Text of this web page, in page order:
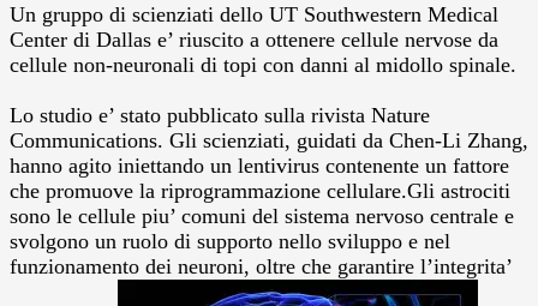
Un gruppo di scienziati dello UT Southwestern Medical
Center di Dallas e’ riuscito a ottenere cellule nervose da
cellule non-neuronali di topi con danni al midollo spinale.
Lo studio e’ stato pubblicato sulla rivista Nature
Communications. Gli scienziati, guidati da Chen-Li Zhang,
hanno agito iniettando un lentivirus contenente un fattore
che promuove la riprogrammazione cellulare.Gli astrociti
sono le cellule piu’ comuni del sistema nervoso centrale e
svolgono un ruolo di supporto nello sviluppo e nel
funzionamento dei neuroni, oltre che garantire l’integrita’